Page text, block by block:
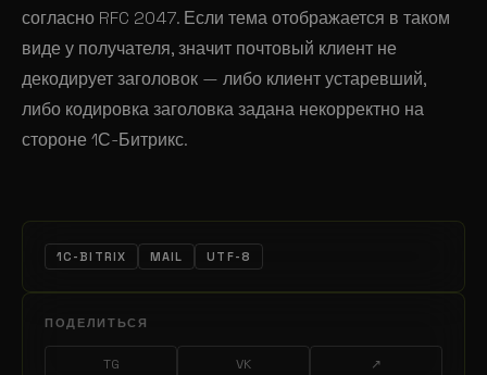
согласно RFC 2047. Если тема отображается в таком
виде у получателя, значит почтовый клиент не
декодирует заголовок — либо клиент устаревший,
либо кодировка заголовка задана некорректно на
стороне 1С-Битрикс.
1C-BITRIX MAIL UTF-8
ПОДЕЛИТЬСЯ
TG VK ↗